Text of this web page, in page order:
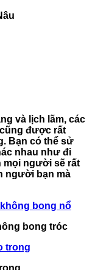
và lịch lãm, các
được rất
Bạn có thể sử
nhau như đi
mọi người sẽ rất
người bạn mà
bong tróc